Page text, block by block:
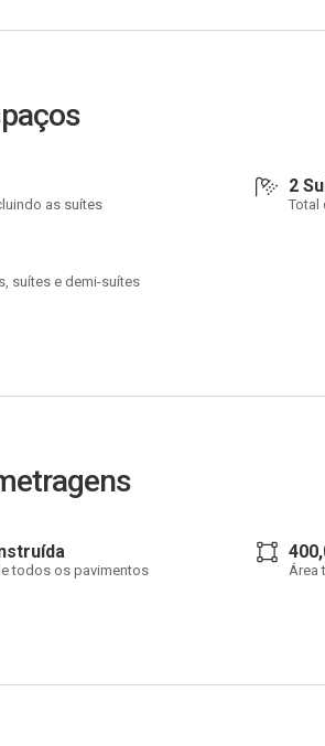
as suítes
2
Total
suítes e demi-suítes
todos os pavimentos Área